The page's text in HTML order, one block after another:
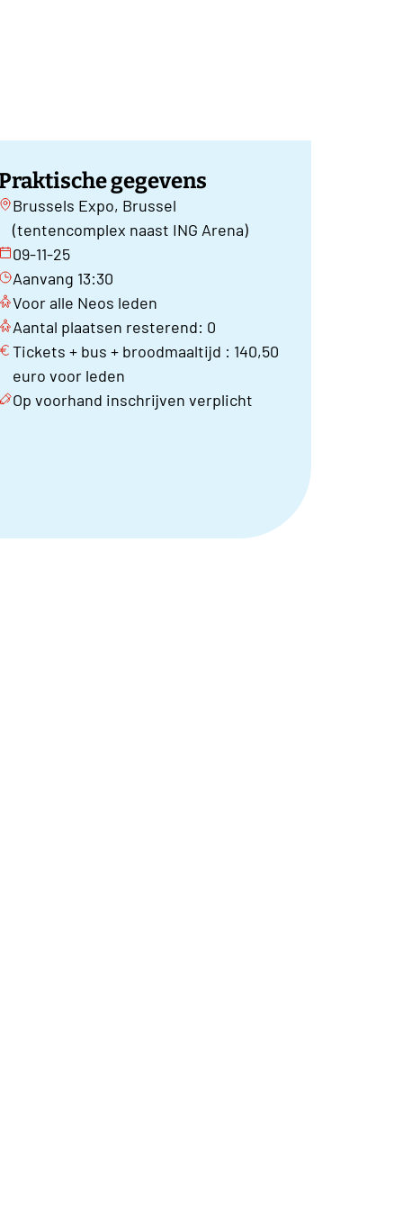
gegevens
Brussels Expo, Brussel
(tentencomplex naast ING Arena)
09-11-25
Aanvang 13:30
Voor alle Neos leden
Aantal plaatsen resterend: 0
Tickets + bus + broodmaaltijd : 140,50
euro voor leden
Op voorhand inschrijven verplicht